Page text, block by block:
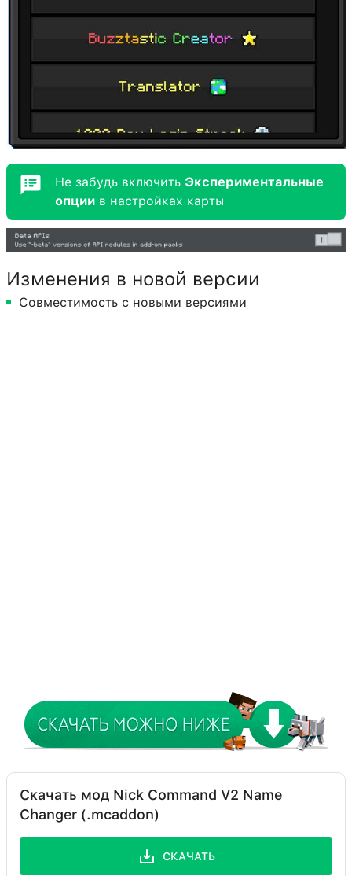
Не забудь включить Экспериментальные
опции в настройках карты
Изменения в новой версии
Совместимость с новыми версиями
Скачать мод Nick Command V2 Name
Changer (.mcaddon)
СКАЧАТЬ